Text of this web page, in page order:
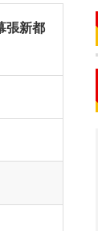
張新都